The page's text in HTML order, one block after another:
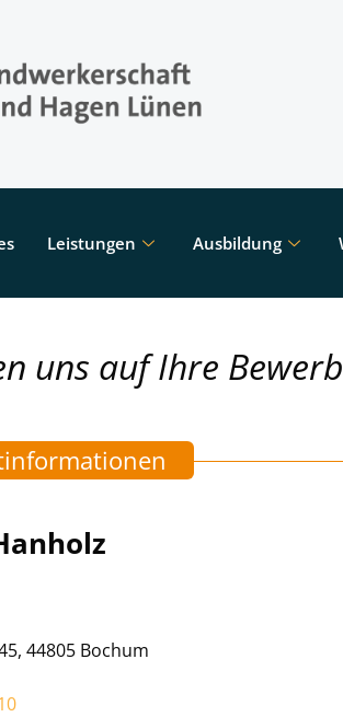
Leistungen Ausbildung
uns auf Ihre
44805 Bochum